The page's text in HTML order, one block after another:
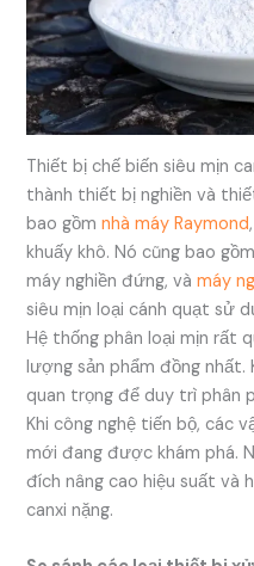
Thiết bị chế biến siêu mịn
thành thiết bị nghiền và
bao gồmnhà máy Raymond
khuấy khô. Nó cũng bao
máy nghiền đứng, vàmáy
siêu mịn loại cánh quạt sử
Hệ thống phân loại mịn rất
lượng sản phẩm đồng nhất.
quan trọng để duy trì phân
Khi công nghệ tiến bộ, các
mới đang được khám phá.
đích nâng cao hiệu suất và
canxi nặng.